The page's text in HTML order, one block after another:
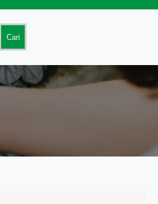
Cari